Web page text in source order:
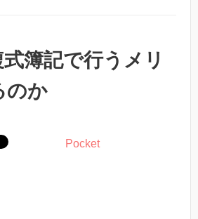
簿記で行うメリ
のか
Pocket